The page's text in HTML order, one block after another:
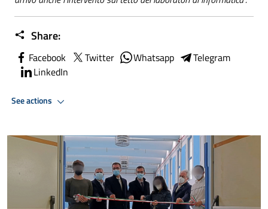
Share:
Facebook Twitter Whatsapp
Telegram
LinkedIn
See actions